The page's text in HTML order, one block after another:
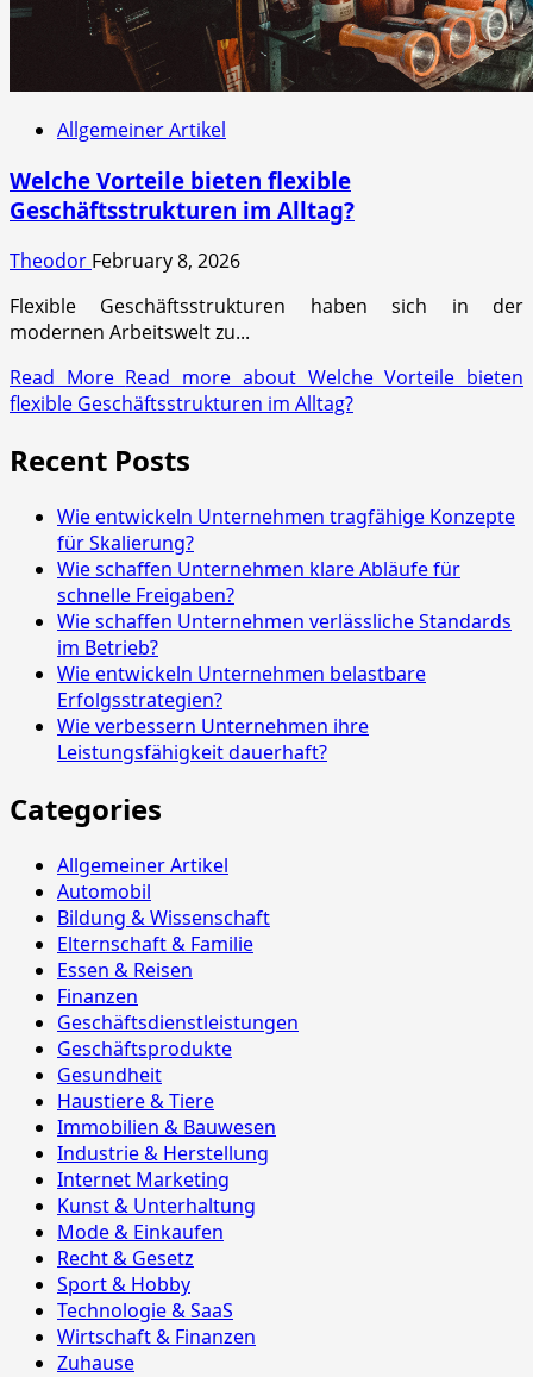
Allgemeiner Artikel
Welche Vorteile bieten flexible
Geschäftsstrukturen im Alltag?
Theodor February 8, 2026
Flexible Geschäftsstrukturen haben sich in der
modernen Arbeitswelt zu...
Read More Read more about Welche Vorteile bieten
flexible Geschäftsstrukturen im Alltag?
Recent Posts
Wie entwickeln Unternehmen tragfähige Konzepte
für Skalierung?
Wie schaffen Unternehmen klare Abläufe für
schnelle Freigaben?
Wie schaffen Unternehmen verlässliche Standards
im Betrieb?
Wie entwickeln Unternehmen belastbare
Erfolgsstrategien?
Wie verbessern Unternehmen ihre
Leistungsfähigkeit dauerhaft?
Categories
Allgemeiner Artikel
Automobil
Bildung & Wissenschaft
Elternschaft & Familie
Essen & Reisen
Finanzen
Geschäftsdienstleistungen
Geschäftsprodukte
Gesundheit
Haustiere & Tiere
Immobilien & Bauwesen
Industrie & Herstellung
Internet Marketing
Kunst & Unterhaltung
Mode & Einkaufen
Recht & Gesetz
Sport & Hobby
Technologie & SaaS
Wirtschaft & Finanzen
Zuhause